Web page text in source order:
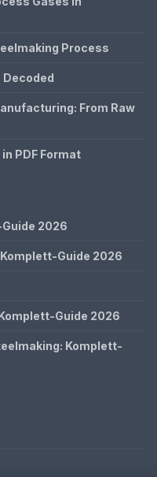
Process
From Raw
PDF Format
2026
Guide 2026
Guide 2026
Komplett-